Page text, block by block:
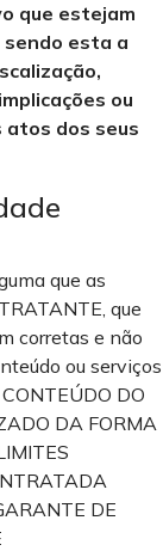
que estejam
sendo esta a
ou
atos dos seus
que as
que
corretas e não
ou serviços
DO
DA FORMA
DE